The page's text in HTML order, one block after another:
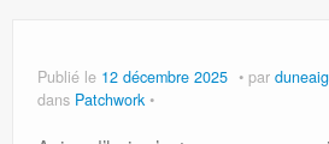
Publié le 12 décembre 2025 par
dans Patchwork